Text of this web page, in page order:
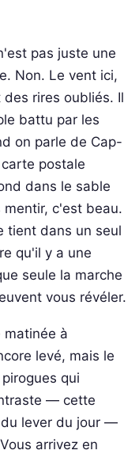
pas juste une
Non. Le vent ici,
rires oubliés. Il
battu par les
on parle de Cap-
postale
dans le sable
mentir, c'est beau.
tient dans un seul
qu'il y a une
seule la marche
vous révéler.
matinée à
levé, mais le
qui
— cette
lever du jour —
arrivez en